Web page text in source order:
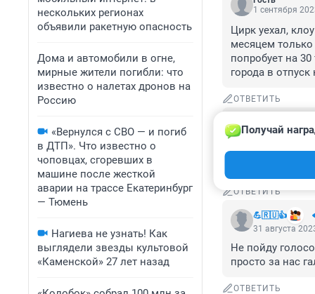
нескольких регионах
объявили ракетную опасность
Дома и автомобили в огне,
мирные жители погибли: что
известно о налетах дронов на
Россию
«Вернулся с СВО — и погиб
в ДТП». Что известно о
чоповцах, сгоревших в
машине после жесткой
аварии на трассе Екатеринбург
— Тюмень
Нагиева не узнать! Как
выглядели звезды культовой
«Каменской» 27 лет назад
1 сентября
Цирк уехал,
месяцем
попробует на
города в
ОТВЕТИТЬ
1 сентября
ну тут все
ОТВЕТИТЬ
💪🇷🇺👍
Получай
31 августа
Не пойду
просто за нас
ОТВЕТИТЬ